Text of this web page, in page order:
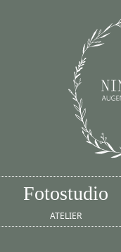
Fotostudio
ATELIER